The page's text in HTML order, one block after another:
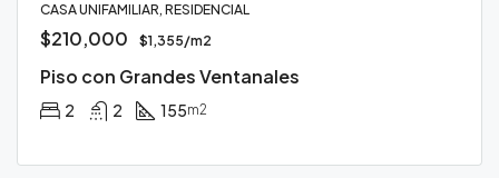
CASA UNIFAMILIAR, RESIDENCIAL
$210,000 $1,355/m2
Piso con Grandes Ventanales
2 2 155m2